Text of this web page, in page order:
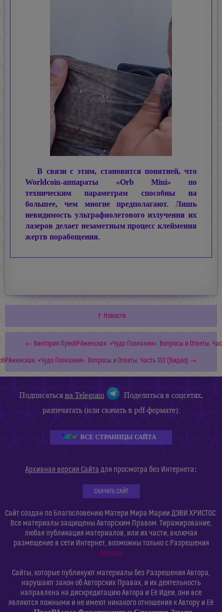
В связи с этим, становится понятней, что
Worldcoin-аппараты «Orb Mini» по
техническим параметрам способны на
большее, чем многие предполагают. Лишь
невидимость ультрафиолетового излучения их
лазеров делает незаметным процесс клеймения
жертв порабощения.
↑ Новости
← Виктория ПреобРАженская. «Чудо Познания». Вопросы и Ответы.
«Чудо Познания». Вопросы и Ответы. Часть 132 (Видео) →
Подписатьсяна Telegram
Поделиться в соцсетях,
разпечатать (или скачать в pdf-формате):
ВСЕ СТРАНИЦЫ САЙТА
Архивная версия Сайта для просмотра без Интернета:
СКАЧАТЬ САЙТ
Сайт создан по Благословению Матери Мира Марии ДЭВИ ХРИСТОС.
Все материалы защищены Авторским Правом. Тиражирование,
любая публикация материалов, или их части, включая
размещение в сети Интернет, возможны только с Разрешения
Автора.
Сайты, которые публикуют материалы без Разрешения Автора,
нарушают закон об Авторских Правах, и их деятельность
направлена на дискредитацию Автора и Её Идеи, они все
являются ложными и не имеют никакого отношения к Автору и Её